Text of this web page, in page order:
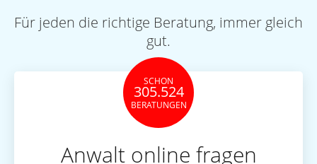
Für jeden die richtige Beratung, immer gleich
gut.
SCHON
305.524
BERATUNGEN
Anwalt online fragen